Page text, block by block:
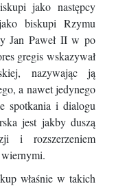
jako następcy
biskupi Rzymu
Jan Paweł II w po
gregis wskazywał
nazywając ją
a nawet jedynego
spotkania i dialogu
jest jakby duszą
i rozszerzeniem
właśnie w takich